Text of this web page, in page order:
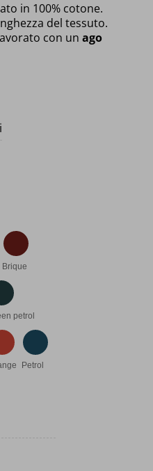
in 100% cotone.
del tessuto.
con un ago
Brique
petrol
Petrol